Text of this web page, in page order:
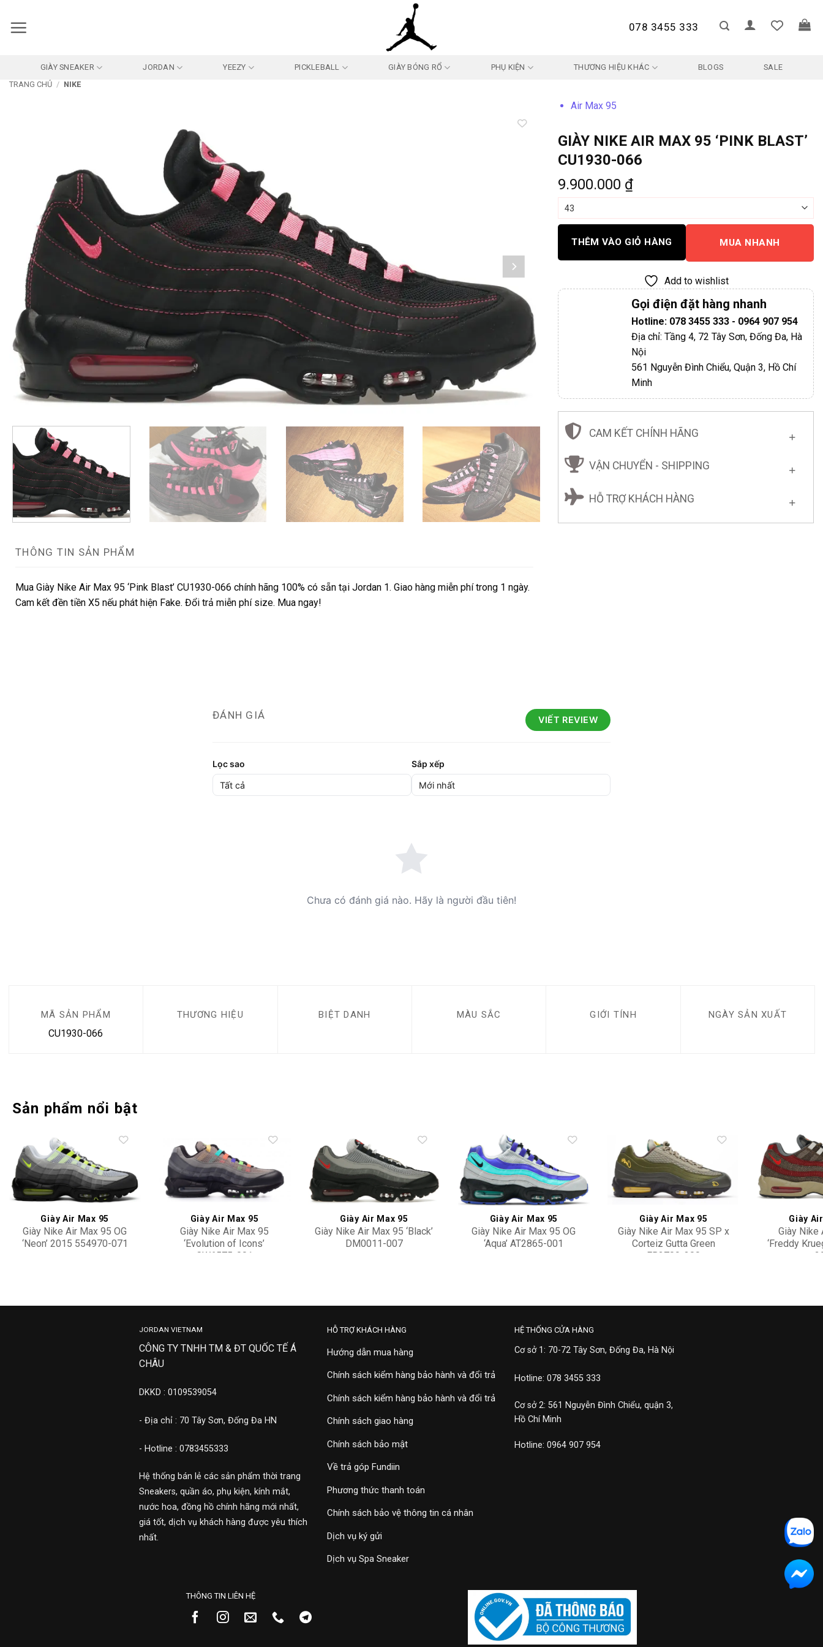
qua
078 3455 333
GIÀY SNEAKER JORDAN YEEZY PICKLEBALL GIÀY BÓNG RỔ PHỤ KIỆN THƯƠNG HIỆU KHÁC BLOGS
SALE
TRANG CHỦ / NIKE
THÔNG TIN SẢN PHẨM
Mua Giày Nike Air Max 95 ‘Pink Blast’ CU1930-066 chính hãng 100% có sẵn tại Jordan 1. Giao hàng miễn phí trong 1 ngày.
Cam kết đền tiền X5 nếu phát hiện Fake. Đổi trả miễn phí size. Mua ngay!
Air Max 95
GIÀY NIKE AIR MAX 95 ‘PINK BLAST’
CU1930-066
9.900.000 ₫
THÊM VÀO GIỎ HÀNG MUA NHANH
Add to wishlist
Gọi điện đặt hàng nhanh
Hotline: 078 3455 333 - 0964 907 954
Địa chỉ: Tầng 4, 72 Tây Sơn, Đống Đa, Hà
Nội
561 Nguyễn Đình Chiểu, Quận 3, Hồ Chí
Minh
CAM KẾT CHÍNH HÃNG
VẬN CHUYỂN - SHIPPING
HỖ TRỢ KHÁCH HÀNG
ĐÁNH GIÁ VIẾT REVIEW
Lọc sao Sắp xếp
Chưa có đánh giá nào. Hãy là người đầu tiên!
MÃ SẢN PHẨM
CU1930-066
THƯƠNG HIỆU BIỆT DANH MÀU SẮC GIỚI TÍNH NGÀY SẢN XUẤT
Sản phẩm nổi bật
Add to
wishlist
Giày Air Max 95
Giày Nike Air Max 95 OG
‘Neon’ 2015 554970-071
Add to
wishlist
Giày Air Max 95
Giày Nike Air Max 95
‘Evolution of Icons’
CW6575-001
Add to
wishlist
Giày Air Max 95
Giày Nike Air Max 95 ‘Black’
DM0011-007
Add to
wishlist
Giày Air Max 95
Giày Nike Air Max 95 OG
‘Aqua’ AT2865-001
Add to
wishlist
Giày Air Max 95
Giày Nike Air Max 95 SP x
Corteiz Gutta Green
FB2709-300
Giày
Giày Nike
‘Freddy
JORDAN VIETNAM
CÔNG TY TNHH TM & ĐT QUỐC TẾ Á
CHÂU
DKKD : 0109539054
- Địa chỉ : 70 Tây Sơn, Đống Đa HN
- Hotline : 0783455333
Hệ thống bán lẻ các sản phẩm thời trang
Sneakers, quần áo, phụ kiện, kính mắt,
nước hoa, đồng hồ chính hãng mới nhất,
giá tốt, dịch vụ khách hàng được yêu thích
nhất.
HỖ TRỢ KHÁCH HÀNG
Hướng dẫn mua hàng
Chính sách kiểm hàng bảo hành và đổi trả
Chính sách kiểm hàng bảo hành và đổi trả
Chính sách giao hàng
Chính sách bảo mật
Về trả góp Fundiin
Phương thức thanh toán
Chính sách bảo vệ thông tin cá nhân
Dịch vụ ký gửi
Dịch vụ Spa Sneaker
HỆ THỐNG CỬA HÀNG
Cơ sở 1: 70-72 Tây Sơn, Đống Đa, Hà Nội
Hotline: 078 3455 333
Cơ sở 2: 561 Nguyễn Đình Chiểu, quận 3,
Hồ Chí Minh
Hotline: 0964 907 954
THÔNG TIN LIÊN HỆ